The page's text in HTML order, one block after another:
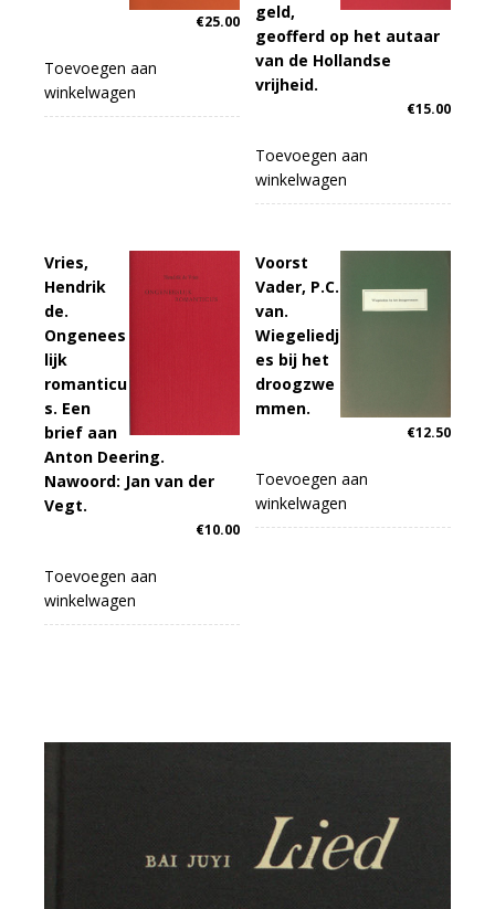
€25.00
Toevoegen aan
winkelwagen
geld,
geofferd op het autaar
van de Hollandse
vrijheid.
€15.00
Toevoegen aan
winkelwagen
Vries,
Hendrik
de.
Ongenees
lijk
romanticu
s. Een
brief aan
Anton Deering.
Nawoord: Jan van der
Vegt.
€10.00
Toevoegen aan
winkelwagen
Voorst
Vader, P.C.
van.
Wiegeliedj
es bij het
droogzwe
mmen.
€12.50
Toevoegen aan
winkelwagen